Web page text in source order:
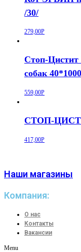
/30/
279,00Р
Стоп-Цистит
собак
559,00Р
СТОП-
417,00Р
Наши магазины
Компания:
О нас
Контакты
Вакансии
Menu